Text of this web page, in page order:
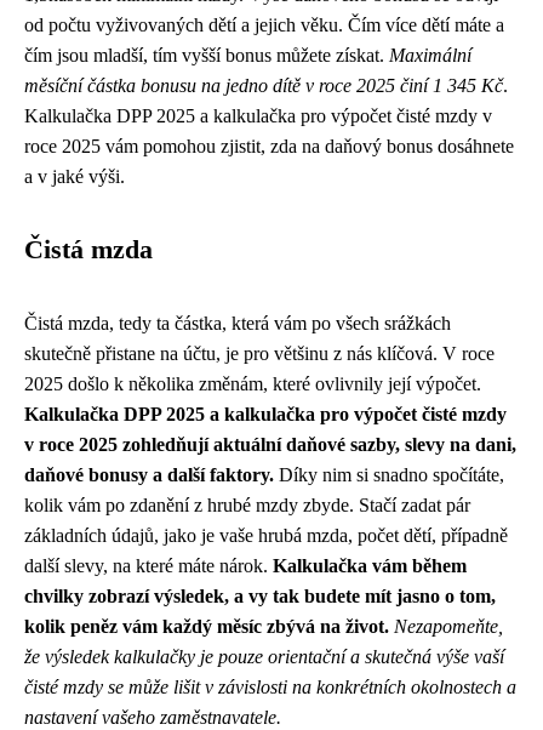
od počtu vyživovaných dětí a jejich věku. Čím více dětí máte a
čím jsou mladší, tím vyšší bonus můžete získat. Maximální
měsíční částka bonusu na jedno dítě v roce 2025 činí 1 345 Kč.
Kalkulačka DPP 2025 a kalkulačka pro výpočet čisté mzdy v
roce 2025 vám pomohou zjistit, zda na daňový bonus dosáhnete
a v jaké výši.
Čistá mzda
Čistá mzda, tedy ta částka, která vám po všech srážkách
skutečně přistane na účtu, je pro většinu z nás klíčová. V roce
2025 došlo k několika změnám, které ovlivnily její výpočet.
Kalkulačka DPP 2025 a kalkulačka pro výpočet čisté mzdy
v roce 2025 zohledňují aktuální daňové sazby, slevy na dani,
daňové bonusy a další faktory. Díky nim si snadno spočítáte,
kolik vám po zdanění z hrubé mzdy zbyde. Stačí zadat pár
základních údajů, jako je vaše hrubá mzda, počet dětí, případně
další slevy, na které máte nárok. Kalkulačka vám během
chvilky zobrazí výsledek, a vy tak budete mít jasno o tom,
kolik peněz vám každý měsíc zbývá na život. Nezapomeňte,
že výsledek kalkulačky je pouze orientační a skutečná výše vaší
čisté mzdy se může lišit v závislosti na konkrétních okolnostech a
nastavení vašeho zaměstnavatele.